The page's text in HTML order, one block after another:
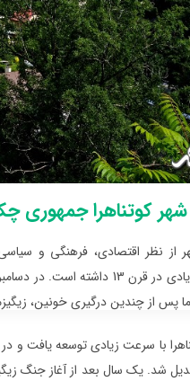
کوتناهرا جمهوری
تا 16 این شهر از نظر اقتصادی،
پس از چندین درگیری خونین،
شد. یک سال بعد از آغاز جنگ